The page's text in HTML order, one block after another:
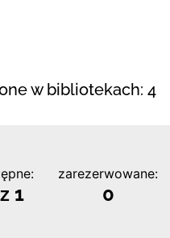
w bibliotekach: 4
1
zarezerwowane:
0